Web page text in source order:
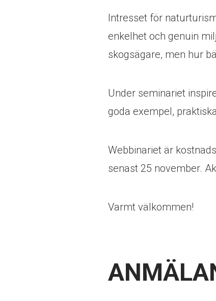
Intresset för
enkelhet och genuin
skogsägare, men hur
Under seminariet
goda exempel,
Webbinariet är
senast 25 november.
Varmt välkommen!